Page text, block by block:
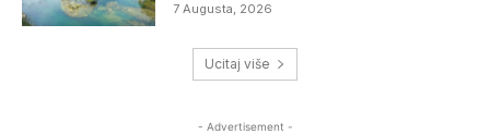
7 Augusta, 2026
Ucitaj više
- Advertisement -